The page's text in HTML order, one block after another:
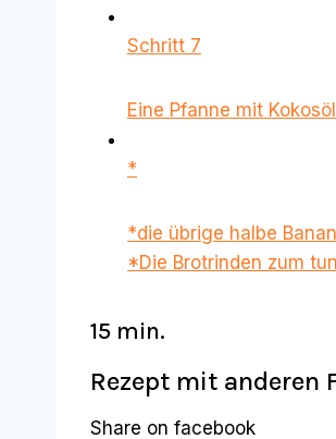
Schritt 7
Eine Pfanne mit
*
*die übrige halbe
*Die Brotrinden zum
15 min.
Rezept mit anderen
Share on facebook